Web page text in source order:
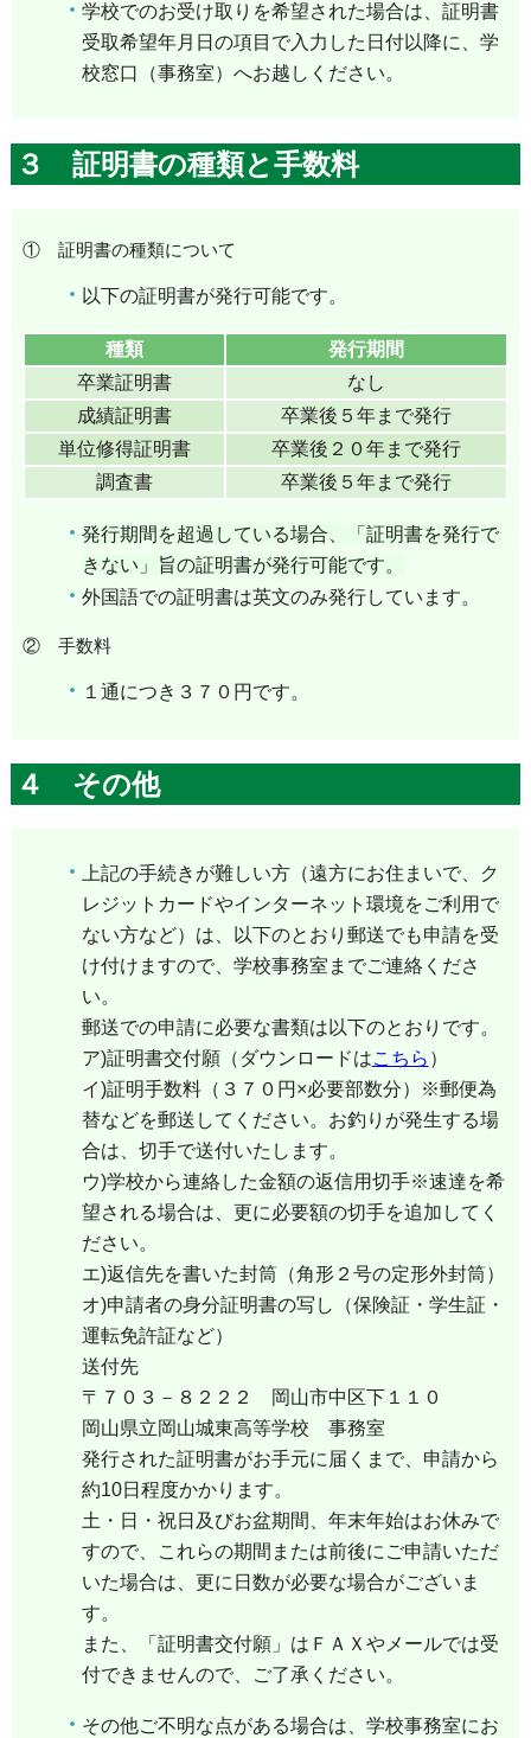
学校でのお受け取りを希望された場合は、 証明書
受取希望年月日の項目で入力 した日付以降に、学
校窓口（事務室）へお越しください。
３ 証明書の種類と手数料
① 証明書の種類について
以下の証明書が発行可能です。
種類
発行期間
卒業証明書
なし
成績証明書
卒業後５年まで発行
単位修得証明書
卒業後２０年まで発行
調査書
卒業後５年まで発行
発行期間を超過している場合、「証明書を発行で
きない」旨の証明書が発行可能です。
外国語での証明書は英文のみ発行しています。
② 手数料
１通につき３７０円です。
４ その他
上記の手続きが難しい方（遠方にお住まいで、ク
レジットカードやインターネット環境をご利用で
ない方など）は、以下のとおり郵送でも申請を受
け付けますので、学校事務室までご連絡くださ
い。
郵送での申請に必要な書類は以下のとおりです。
ア)証明書交付願（ダウンロードはこちら ）
イ)証明手数料（３７０円 ×必要部数分） ※郵便為
替などを郵送してください。お釣りが発生する場
合は、切手で送付いたします。
ウ)学校から連絡した金額の返信用切手※速達を希
望される場合は、更に必要額の切手を追加してく
ださい。
エ)返信先を書いた封筒（角形２号の定形外封筒）
オ)申請者の身分証明書の写し（保険証・学生証・
運転免許証など）
送付先
〒７０３－８２２２ 岡山市中区下１１０
岡山県立岡山城東高等学校 事務室
発行された証明書がお手元に届くまで、申請から
約10日程度かかります。
土・日・祝日及びお盆期間、年末年始はお休みで
すので、これらの期間または前後にご申請いただ
いた場合は、更に日数が必要な場合がございま
す。
また、「証明書交付願」はＦＡＸやメールでは受
付できませんので、ご了承ください。
その他ご不明な点がある場合は、学校事務室にお